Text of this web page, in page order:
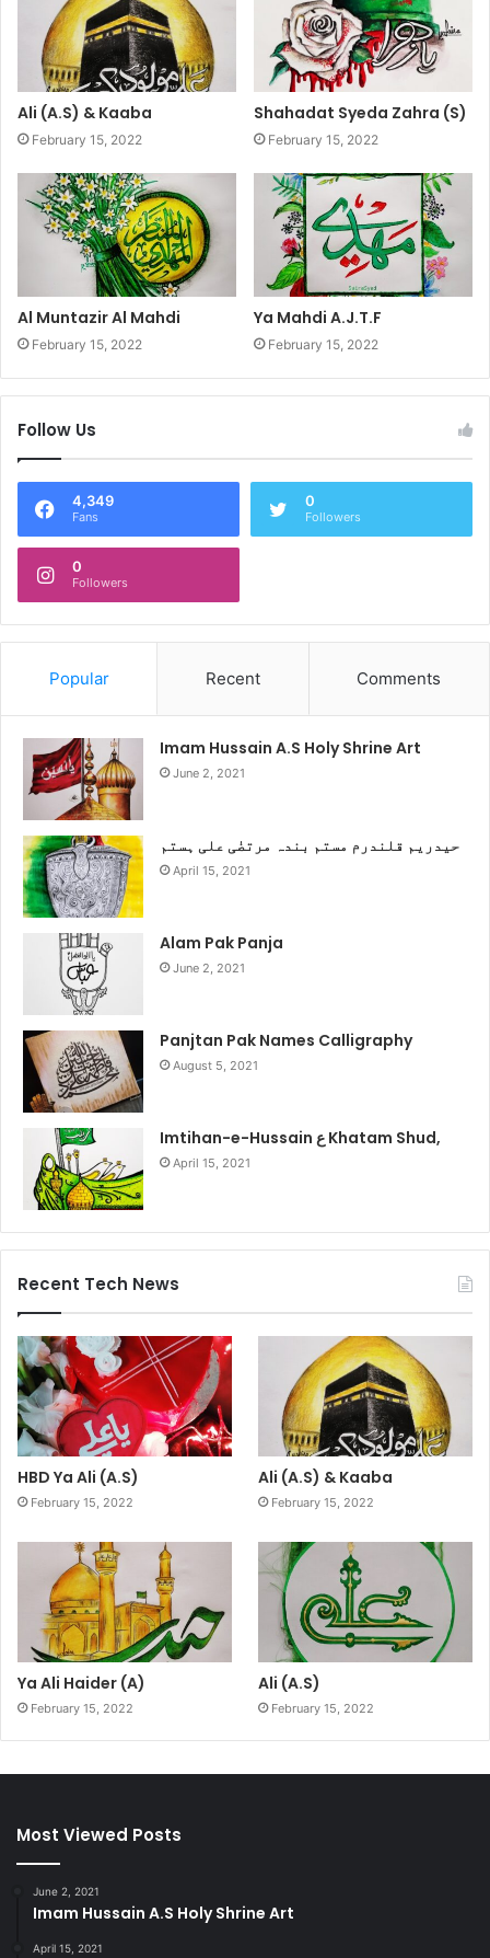
Ali (A.S) & Kaaba
February 15, 2022
Shahadat Syeda Zahra (S)
February 15, 2022
Al Muntazir Al Mahdi
February 15, 2022
Ya Mahdi A.J.T.F
February 15, 2022
Follow Us
4,349
Fans
0
Followers
0
Followers
Popular Recent Comments
Imam Hussain A.S Holy Shrine Art
June 2, 2021
حیدریم قلندرم مستم بندہ مرتضٰی علی ہستم
April 15, 2021
Alam Pak Panja
June 2, 2021
Panjtan Pak Names Calligraphy
August 5, 2021
Imtihan-e-Hussain ع Khatam Shud,
April 15, 2021
Recent Tech News
HBD Ya Ali (A.S)
February 15, 2022
Ali (A.S) & Kaaba
February 15, 2022
Ya Ali Haider (A)
February 15, 2022
Ali (A.S)
February 15, 2022
Most Viewed Posts
June 2, 2021
Imam Hussain A.S Holy Shrine Art
April 15, 2021